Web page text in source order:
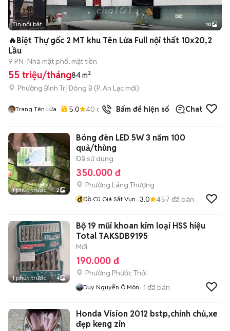
+2
Tin nổi bật 10
🔥Biệt Thự gốc 2 MT khu Tên Lửa Full nội thất 10x20,2
Lầu
9 PN Nhà mặt phố, mặt tiền
55 triệu/tháng84 m²
Phường Bình Trị Đông B (P. An Lạc mới)
Trang Tên Lửa 5.0 40 đã bánBấm để hiện số Chat
1 phút trước 2
Bóng đèn LED 5W 3 năm 100
quả/thùng
Đã sử dụng
350.000 đ
Phường Láng Thượng
đĐồ Cũ Giá Sắt Vụn 3.0 457 đã bán
1 phút trước 4
Bộ 19 mũi khoan kim loại HSS hiệu
Total TAKSDB9195
Mới
190.000 đ
Phường Phước Thới
Duy Nguyễn Ô Môn 1 đã bán
Honda Vision 2012 bstp,chính chủ,xe
đẹp keng zin